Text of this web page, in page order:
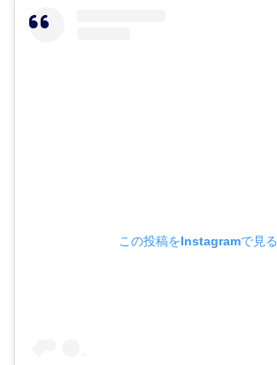
この投稿をInstagramで見る